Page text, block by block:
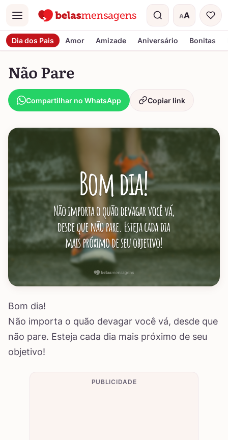
Menu AA
Tamanho do
Dia dos Pais Amor Amizade Aniversário Bonitas
Não Pare
Compartilhar no WhatsApp Copiar link
Bom dia!
Não importa o quão devagar você vá, desde que
não pare. Esteja cada dia mais próximo de seu
objetivo!
PUBLICIDADE